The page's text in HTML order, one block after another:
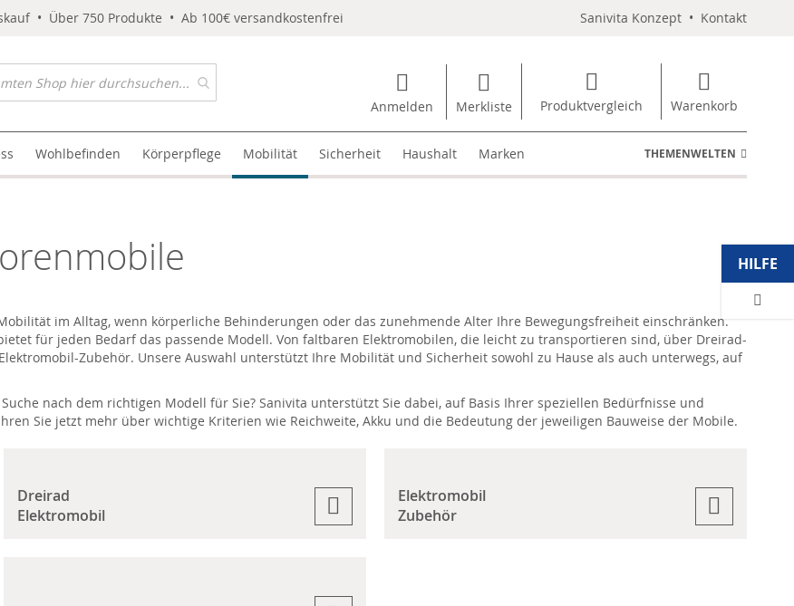
• Über 750 Produkte • Ab 100€ versandkostenfrei Sanivita Konzept • Kontakt
Anmelden Merkliste Produktvergleich Warenkorb
Wohlbefinden Körperpflege Mobilität Sicherheit Haushalt Marken THEMENWELTEN
im Alltag, wenn körperliche Behinderungen oder das zunehmende Alter Ihre Bewegungsfreiheit einschränken.
für jeden Bedarf das passende Modell. Von faltbaren Elektromobilen, die leicht zu transportieren sind, über Dreirad-
Zubehör. Unsere Auswahl unterstützt Ihre Mobilität und Sicherheit sowohl zu Hause als auch unterwegs, auf
nach dem richtigen Modell für Sie? Sanivita unterstützt Sie dabei, auf Basis Ihrer speziellen Bedürfnisse und
Sie jetzt mehr über wichtige Kriterien wie Reichweite, Akku und die Bedeutung der jeweiligen Bauweise der Mobile.
Dreirad
Elektromobil
Elektromobil
Zubehör
HILFE